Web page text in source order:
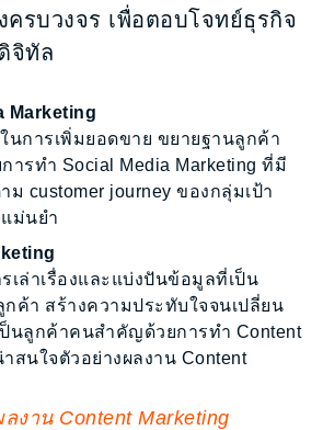
ครบวงจร เพื่อตอบโจทย์ธุรกิจ
จิทัล
Marketing
นการเพิ่มยอดขาย ขยายฐานลูกค้า
ารทำ Social Media Marketing ที่มี
ม customer journey ของกลุ่มเป้า
ม่นยำ
เล่าเรื่องและแบ่งปันข้อมูลที่เป็น
ค้า สร้างความประทับใจจนเปลี่ยน
นลูกค้าคนสำคัญด้วยการทำ Content
สนใจตัวอย่างผลงาน Content
งาน Content Marketing